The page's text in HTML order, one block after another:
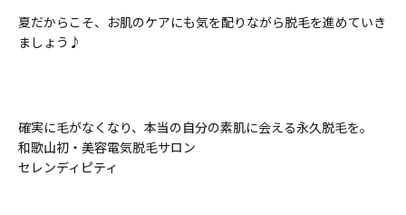
夏だからこそ、お肌のケアにも気を配りながら脱毛を進めていき
ましょう♪
確実に毛がなくなり、本当の自分の素肌に会える永久脱毛を。
和歌山初・美容電気脱毛サロン
セレンディピティ